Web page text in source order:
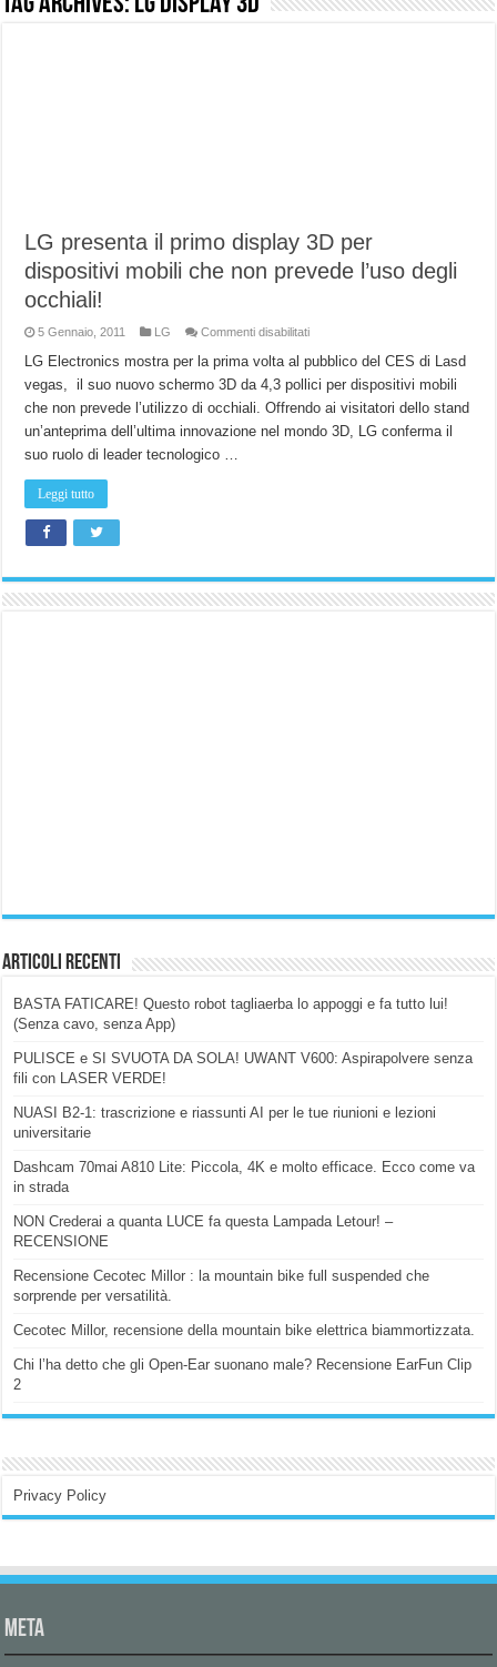
Brondi Amico Vero 4G: Focus su SOS, sicurezza e controllo da remoto.
Brondi Amico VERO 4G : Focus su SOS e comandi da remoto
LG presenta il primo display 3D per
dispositivi mobili che non prevede l’uso degli
occhiali!
5 Gennaio, 2011 LG Commenti disabilitatisu
presenta
il
primo
display
3D
per
dispositivi
LG Electronics mostra per la prima volta al pubblico del CES di Lasd
vegas, il suo nuovo schermo 3D da 4,3 pollici per dispositivi mobili
che non prevede l’utilizzo di occhiali. Offrendo ai visitatori dello stand
un’anteprima dell’ultima innovazione nel mondo 3D, LG conferma il
suo ruolo di leader tecnologico …
Leggi tutto
Articoli Recenti
BASTA FATICARE! Questo robot tagliaerba lo appoggi e fa tutto lui!
(Senza cavo, senza App)
PULISCE e SI SVUOTA DA SOLA! UWANT V600: Aspirapolvere senza
fili con LASER VERDE!
NUASI B2-1: trascrizione e riassunti AI per le tue riunioni e lezioni
universitarie
Dashcam 70mai A810 Lite: Piccola, 4K e molto efficace. Ecco come va
in strada
NON Crederai a quanta LUCE fa questa Lampada Letour! –
RECENSIONE
Recensione Cecotec Millor : la mountain bike full suspended che
sorprende per versatilità.
Cecotec Millor, recensione della mountain bike elettrica biammortizzata.
Chi l’ha detto che gli Open-Ear suonano male? Recensione EarFun Clip
2
Privacy Policy
Meta